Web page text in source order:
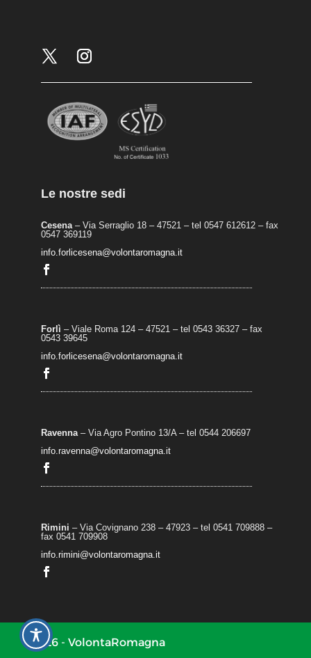
Le nostre sedi
Cesena– Via Serraglio 18 – 47521 – tel 0547 612612 – fax
0547 369119
info.forlicesena@volontaromagna.it
Forlì – Viale Roma 124 – 47521 – tel 0543 36327 – fax
0543 39645
info.forlicesena@volontaromagna.it
Ravenna– Via Agro Pontino 13/A– tel 0544 206697
info.ravenna@volontaromagna.it
Rimini – Via Covignano 238 – 47923 – tel 0541 709888 –
fax 0541 709908
info.rimini@volontaromagna.it
2026 - VolontaRomagna